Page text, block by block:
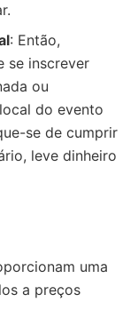
: Então,
se inscrever
ou
do evento
se de cumprir
leve dinheiro
uma
a preços